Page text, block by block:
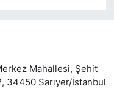
Mahallesi, Şehit
34450 Sarıyer/İstanbul